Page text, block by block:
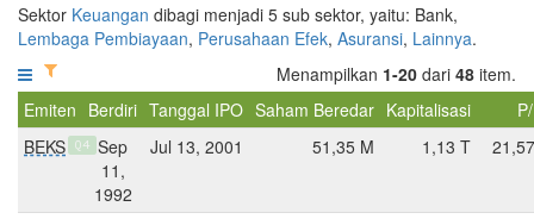
Sektor Keuangan dibagi menjadi 5 sub sektor, yaitu: Bank,
Lembaga Pembiayaan, Perusahaan Efek, Asuransi, Lainnya.
Menampilkan 1-20 dari 48 item.
Emiten Berdiri Tanggal IPO Saham Beredar Kapitalisasi
BEKS
Q4
Sep
11,
1992
Jul 13, 2001 51,35 M 1,13 T